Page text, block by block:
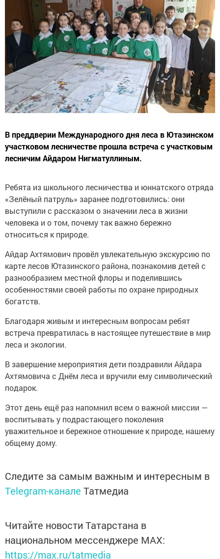
В преддверии Международного дня леса в Ютазинском
участковом лесничестве прошла встреча с участковым
лесничим Айдаром Нигматуллиным.
Ребята из школьного лесничества и юннатского отряда
«Зелёный патруль» заранее подготовились: они
выступили с рассказом о значении леса в жизни
человека и о том, почему так важно бережно
относиться к природе.
Айдар Ахтямович провёл увлекательную экскурсию по
карте лесов Ютазинского района, познакомив детей с
разнообразием местной флоры и поделившись
особенностями своей работы по охране природных
богатств.
Благодаря живым и интересным вопросам ребят
встреча превратилась в настоящее путешествие в мир
леса и экологии.
В завершение мероприятия дети поздравили Айдара
Ахтямовича с Днём леса и вручили ему символический
подарок.
Этот день ещё раз напомнил всем о важной миссии —
воспитывать у подрастающего поколения
уважительное и бережное отношение к природе, нашему
общему дому.
Следите за самым важным и интересным в
Telegram-канале Татмедиа
Читайте новости Татарстана в
национальном мессенджере MАХ:
https://max.ru/tatmedia